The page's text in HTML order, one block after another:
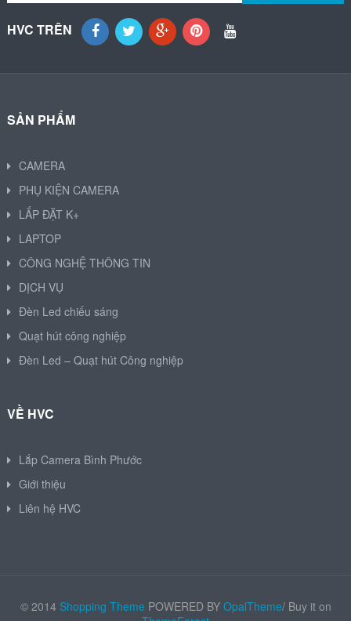
HVC TRÊN
SẢN PHẨM
CAMERA
PHỤ KIỆN CAMERA
LẮP ĐẶT K+
LAPTOP
CÔNG NGHỆ THÔNG TIN
DỊCH VỤ
Đèn Led chiếu sáng
Quạt hút công nghiệp
Đèn Led – Quạt hút Công nghiệp
VỀ HVC
Lắp Camera Bình Phước
Giới thiệu
Liên hệ HVC
© 2014 Shopping Theme POWERED BY OpalTheme/ Buy it on